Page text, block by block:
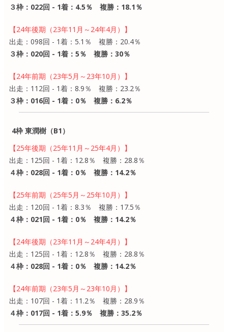
３枠：022回 - 1着：4.5％ 複勝：18.1％
【24年後期（23年11月～24年4月）】
出走：098回 - 1着：5.1％ 複勝：20.4％
３枠：020回 - 1着：5％ 複勝：30％
【24年前期（23年5月～23年10月）】
出走：112回 - 1着：8.9％ 複勝：23.2％
３枠：016回 - 1着：0％ 複勝：6.2％
4枠 東潤樹（B1）
【25年後期（25年11月～25年4月）】
出走：125回 - 1着：12.8％ 複勝：28.8％
４枠：028回 - 1着：0％ 複勝：14.2％
【25年前期（25年5月～25年10月）】
出走：120回 - 1着：8.3％ 複勝：17.5％
４枠：021回 - 1着：0％ 複勝：14.2％
【24年後期（23年11月～24年4月）】
出走：125回 - 1着：12.8％ 複勝：28.8％
４枠：028回 - 1着：0％ 複勝：14.2％
【24年前期（23年5月～23年10月）】
出走：107回 - 1着：11.2％ 複勝：28.9％
４枠：017回 - 1着：5.9％ 複勝：35.2％